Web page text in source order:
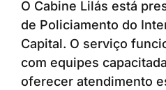
O Cabine Lilás está
de Policiamento do
Capital. O serviço
com equipes
oferecer atendimento